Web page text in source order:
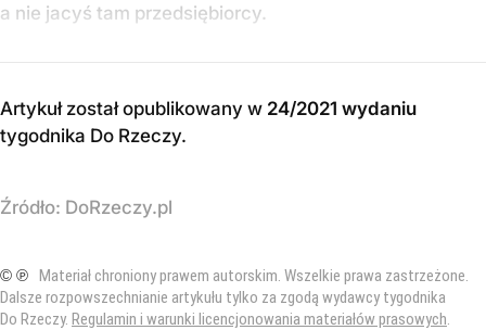
a nie jacyś tam przedsiębiorcy.
Artykuł został opublikowany w 24/2021 wydaniu
tygodnika Do Rzeczy.
Źródło: DoRzeczy.pl
© ℗ Materiał chroniony prawem autorskim. Wszelkie prawa zastrzeżone.
Dalsze rozpowszechnianie artykułu tylko za zgodą wydawcy tygodnika
Do Rzeczy. Regulamin i warunki licencjonowania materiałów prasowych.